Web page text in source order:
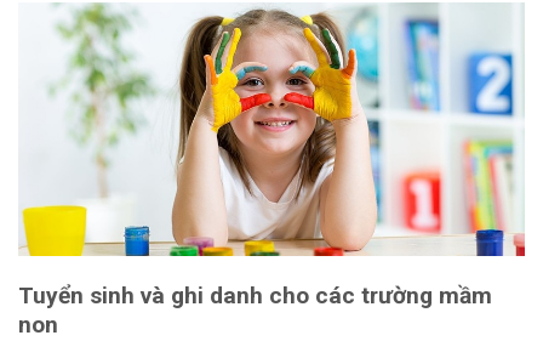
Tuyển sinh và ghi danh cho các trường mầm
non